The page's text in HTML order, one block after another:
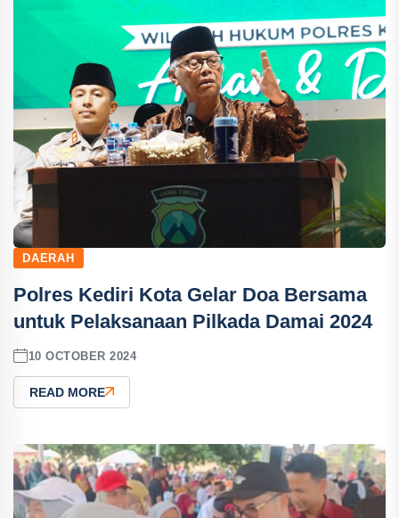
DAERAH
Polres Kediri Kota Gelar Doa Bersama
untuk Pelaksanaan Pilkada Damai 2024
10 OCTOBER 2024
READ MORE